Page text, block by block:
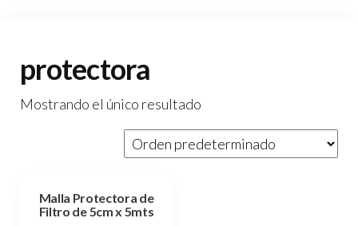
protectora
Mostrando el único resultado
Malla Protectora de
Filtro de 5cm x 5mts